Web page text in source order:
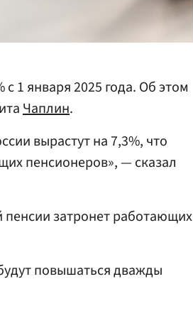
1 января 2025 года. Об этом
Чаплин.
вырастут на 7,3%, что
пенсионеров», — сказал
пенсии затронет работающих
повышаться дважды